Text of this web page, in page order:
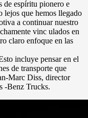
de espíritu pionero e
lejos que hemos llegado
a continuar nuestro
vinc ulados en
claro enfoque en las
incluye pensar en el
de transporte que
Marc Diss, director
-Benz Trucks.